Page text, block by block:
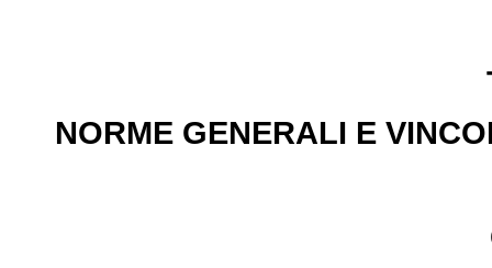
NORME GENERALI E